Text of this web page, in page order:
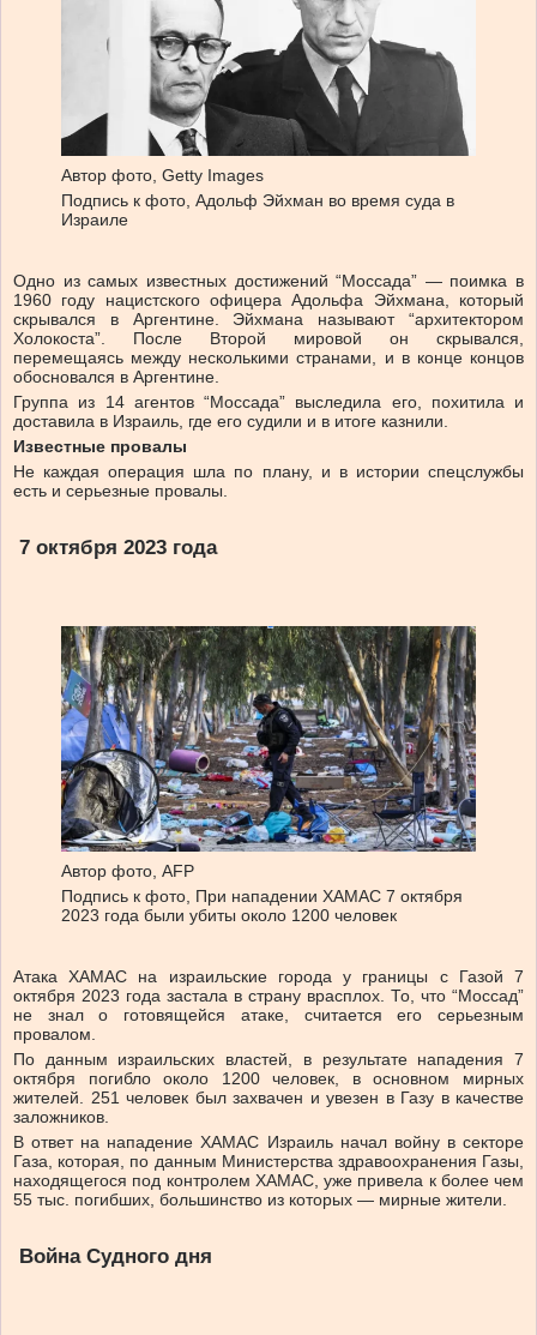
Автор фото, Getty Images
Подпись к фото, Адольф Эйхман во время суда в
Израиле
Одно из самых известных достижений “Моссада” — поимка в
1960 году нацистского офицера Адольфа Эйхмана, который
скрывался в Аргентине. Эйхмана называют “архитектором
Холокоста”. После Второй мировой он скрывался,
перемещаясь между несколькими странами, и в конце концов
обосновался в Аргентине.
Группа из 14 агентов “Моссада” выследила его, похитила и
доставила в Израиль, где его судили и в итоге казнили.
Известные провалы
Не каждая операция шла по плану, и в истории спецслужбы
есть и серьезные провалы.
7 октября 2023 года
Автор фото, AFP
Подпись к фото, При нападении ХАМАС 7 октября
2023 года были убиты около 1200 человек
Атака ХАМАС на израильские города у границы с Газой 7
октября 2023 года застала в страну врасплох. То, что “Моссад”
не знал о готовящейся атаке, считается его серьезным
провалом.
По данным израильских властей, в результате нападения 7
октября погибло около 1200 человек, в основном мирных
жителей. 251 человек был захвачен и увезен в Газу в качестве
заложников.
В ответ на нападение ХАМАС Израиль начал войну в секторе
Газа, которая, по данным Министерства здравоохранения Газы,
находящегося под контролем ХАМАС, уже привела к более чем
55 тыс. погибших, большинство из которых — мирные жители.
Война Судного дня